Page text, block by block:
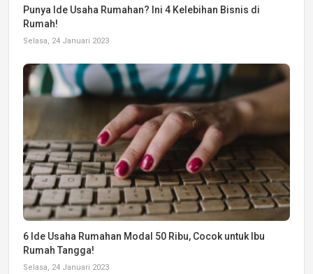
Punya Ide Usaha Rumahan? Ini 4 Kelebihan Bisnis di
Rumah!
Selasa, 24 Januari 2023
6 Ide Usaha Rumahan Modal 50 Ribu, Cocok untuk Ibu
Rumah Tangga!
Selasa, 24 Januari 2023